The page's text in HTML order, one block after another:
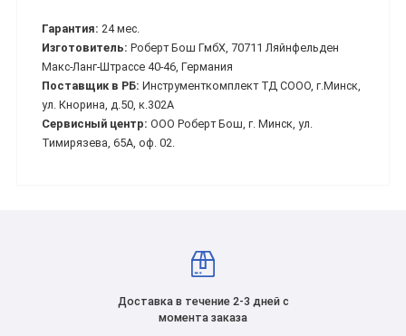
Гарантия: 24 мес.
Изготовитель: Роберт Бош ГмбХ, 70711 Ляйнфельден
Макс-Ланг-Штрассе 40-46, Германия
Поставщик в РБ: Инструменткомплект ТД СООО, г.Минск,
ул. Кнорина, д.50, к.302А
Сервисный центр: ООО Роберт Бош, г. Минск, ул.
Тимирязева, 65А, оф. 02.
Доставка в течение 2-3 дней с
момента заказа